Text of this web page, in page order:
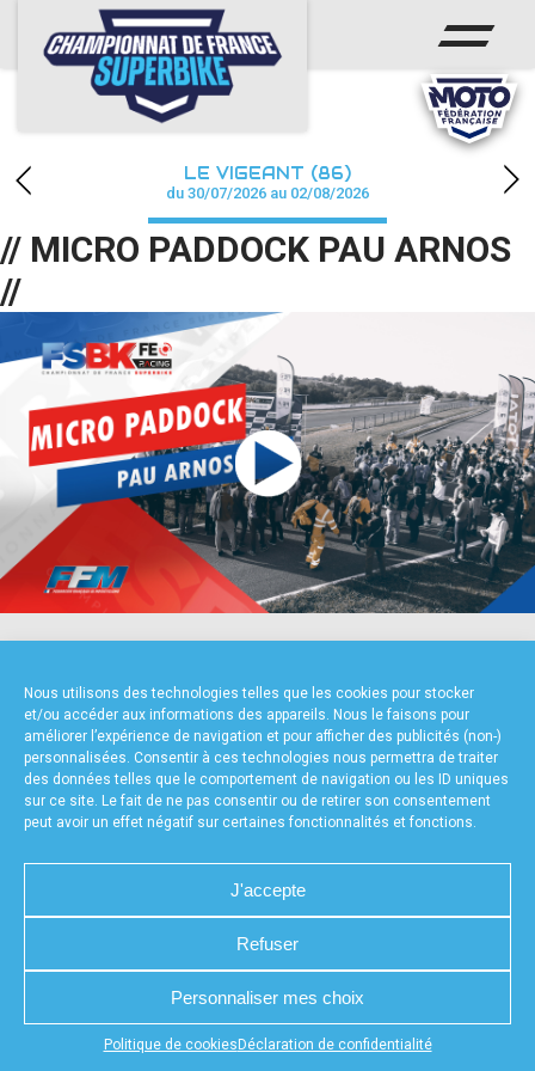
Nous utilisons des technologies telles que les cookies pour stocker
et/ou accéder aux informations des appareils. Nous le faisons pour
améliorer l’expérience de navigation et pour afficher des publicités (non-)
personnalisées. Consentir à ces technologies nous permettra de traiter
des données telles que le comportement de navigation ou les ID uniques
sur ce site. Le fait de ne pas consentir ou de retirer son consentement
peut avoir un effet négatif sur certaines fonctionnalités et fonctions.
J'accepte
Refuser
Personnaliser mes choix
Politique de cookies Déclaration de confidentialité
Appuyez sur le bouton partager en bas de votre
ACCUEIL
CHAMPIONNAT
CALENDRIER
RÉSULTATS
PARTENAIRES
PRESSE
PRESSE
accéder à la billetterie
LE VIGEANT (86)
du 30/07/2026 au 02/08/2026
// MICRO PADDOCK PAU ARNOS
//
CHARTE DE CONFIDENTIALITÉ
NOUS CONTACTER
POLITIQUE DE COOKIES (UE)
DÉCLARATION DE CONFIDENTIALITÉ (UE)